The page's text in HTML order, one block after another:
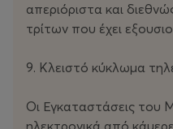
απεριόριστα και
τρίτων που έχει
9. Κλειστό κύκλωμα
Οι Εγκαταστάσεις του